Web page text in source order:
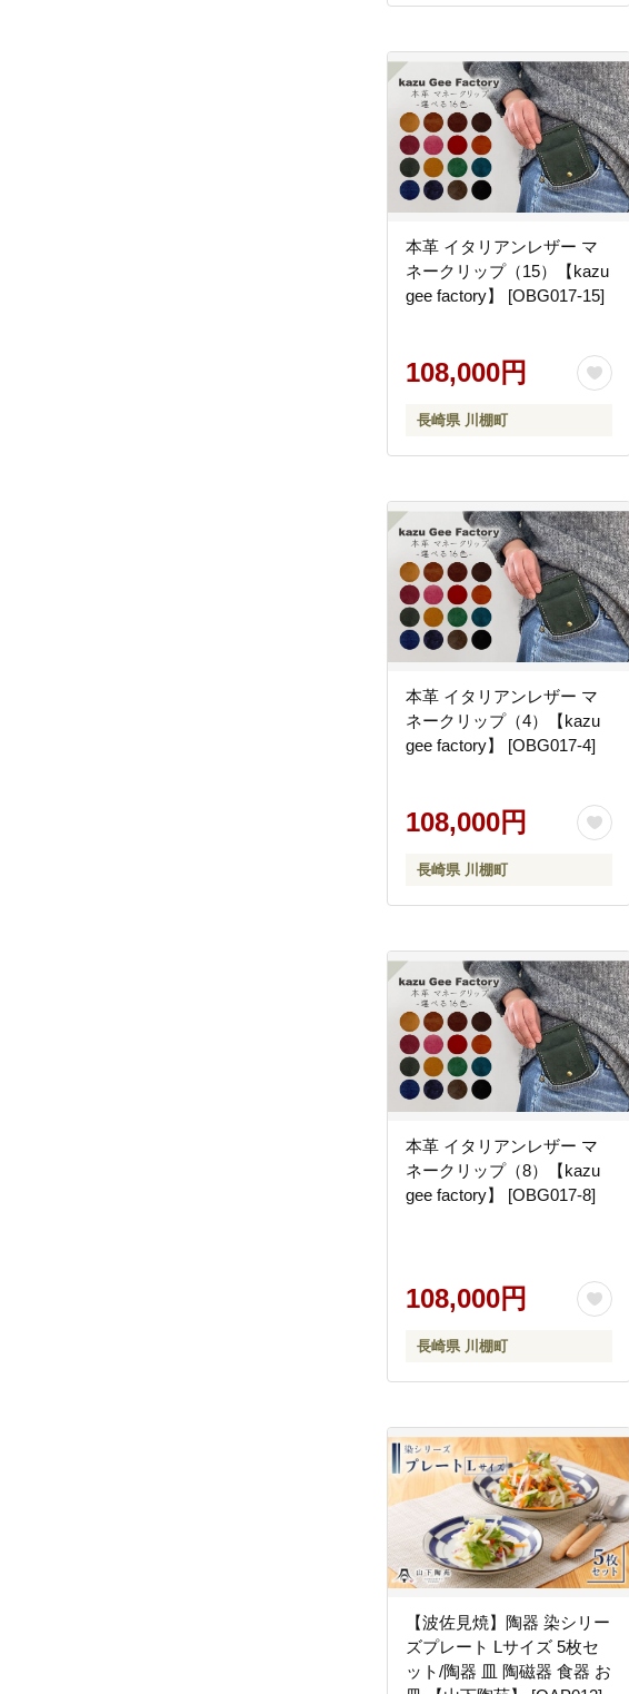
本革 イタリアンレザー マ
ネークリップ（15）【kazu
gee factory】 [OBG017-15]
108,000円
長崎県 川棚町
本革 イタリアンレザー マ
ネークリップ（4）【kazu
gee factory】 [OBG017-4]
108,000円
長崎県 川棚町
本革 イタリアンレザー マ
ネークリップ（8）【kazu
gee factory】 [OBG017-8]
108,000円
長崎県 川棚町
【波佐見焼】陶器 染シリー
ズプレート Lサイズ 5枚セ
ット/陶器 皿 陶磁器 食器 お